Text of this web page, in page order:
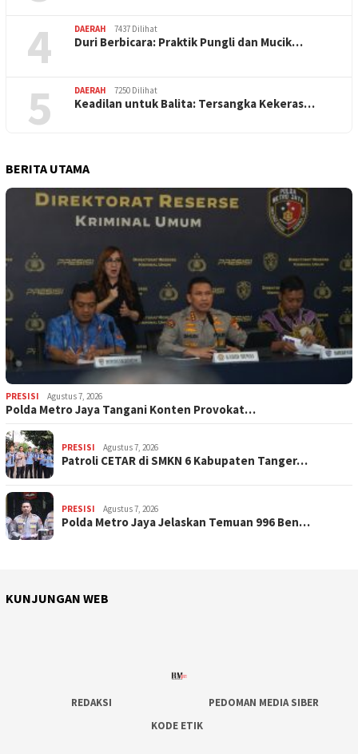
4 DAERAH 7437 Dilihat
Duri Berbicara: Praktik Pungli dan Mucik…
5 DAERAH 7250 Dilihat
Keadilan untuk Balita: Tersangka Kekeras…
BERITA UTAMA
PRESISI Agustus 7, 2026
Polda Metro Jaya Tangani Konten Provokat…
PRESISI Agustus 7, 2026
Patroli CETAR di SMKN 6 Kabupaten Tanger…
PRESISI Agustus 7, 2026
Polda Metro Jaya Jelaskan Temuan 996 Ben…
KUNJUNGAN WEB
REDAKSI
PEDOMAN MEDIA SIBER
KODE ETIK